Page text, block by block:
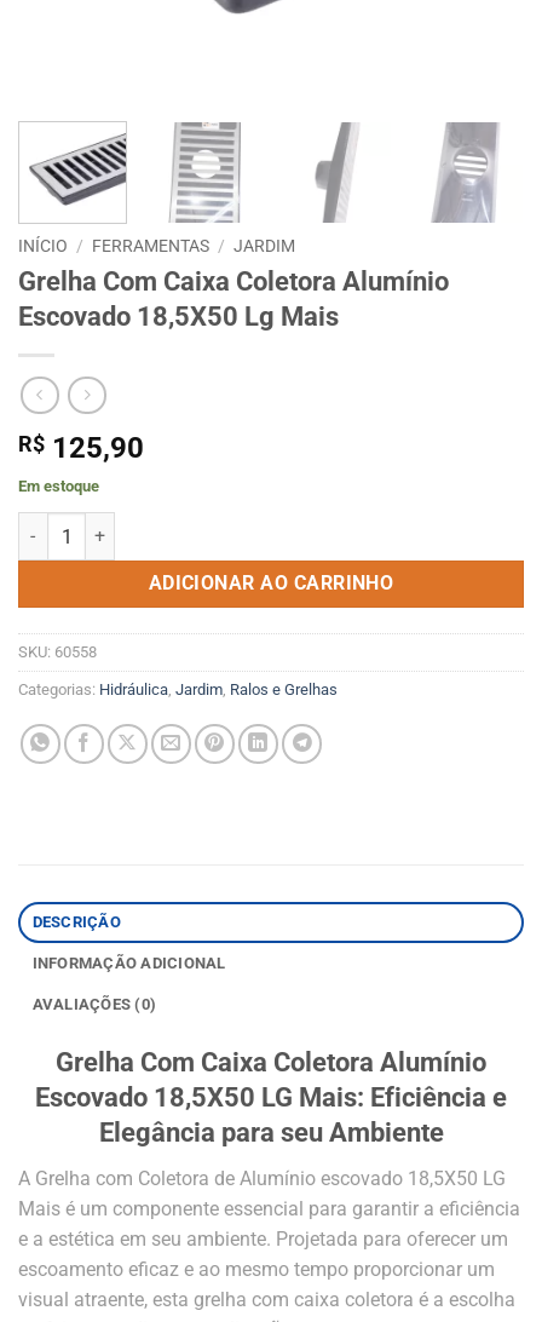
INÍCIO / FERRAMENTAS / JARDIM
Grelha Com Caixa Coletora Alumínio
Escovado 18,5X50 Lg Mais
R$ 125,90
Em estoque
Grelha Com Caixa Coletora Alumínio Escovado 18,5X50 Lg Mais
ADICIONAR AO CARRINHO
SKU: 60558
Categorias: Hidráulica, Jardim, Ralos e Grelhas
DESCRIÇÃO
INFORMAÇÃO ADICIONAL
AVALIAÇÕES (0)
Grelha Com Caixa Coletora Alumínio
Escovado 18,5X50 LG Mais: Eficiência e
Elegância para seu Ambiente
A Grelha com Coletora de Alumínio escovado 18,5X50 LG
Mais é um componente essencial para garantir a eficiência
e a estética em seu ambiente. Projetada para oferecer um
escoamento eficaz e ao mesmo tempo proporcionar um
visual atraente, esta grelha com caixa coletora é a escolha